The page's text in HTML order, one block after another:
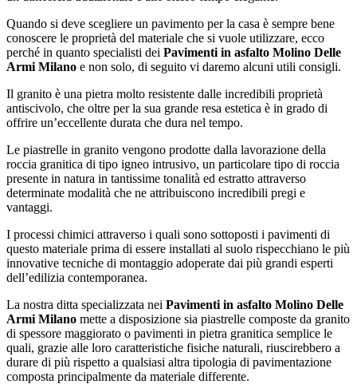
Quando si deve scegliere un pavimento per la casa è sempre bene
conoscere le proprietà del materiale che si vuole utilizzare, ecco
perché in quanto specialisti dei Pavimenti in asfalto Molino Delle
Armi Milano e non solo, di seguito vi daremo alcuni utili consigli.
Il granito è una pietra molto resistente dalle incredibili proprietà
antiscivolo, che oltre per la sua grande resa estetica è in grado di
offrire un’eccellente durata che dura nel tempo.
Le piastrelle in granito vengono prodotte dalla lavorazione della
roccia granitica di tipo igneo intrusivo, un particolare tipo di roccia
presente in natura in tantissime tonalità ed estratto attraverso
determinate modalità che ne attribuiscono incredibili pregi e
vantaggi.
I processi chimici attraverso i quali sono sottoposti i pavimenti di
questo materiale prima di essere installati al suolo rispecchiano le più
innovative tecniche di montaggio adoperate dai più grandi esperti
dell’edilizia contemporanea.
La nostra ditta specializzata nei Pavimenti in asfalto Molino Delle
Armi Milano mette a disposizione sia piastrelle composte da granito
di spessore maggiorato o pavimenti in pietra granitica semplice le
quali, grazie alle loro caratteristiche fisiche naturali, riuscirebbero a
durare di più rispetto a qualsiasi altra tipologia di pavimentazione
composta principalmente da materiale differente.